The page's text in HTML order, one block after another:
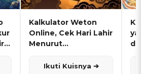
Kalkulator Weton
Online, Cek Hari Lahir
Menurut
Ikuti Kuisnya ➔